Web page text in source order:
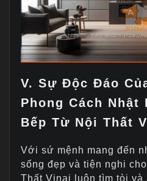
V. Sự Độc Đáo
Phong Cách Nhật
Bếp Từ Nội Thất
Với sứ mệnh mang đến
sống đẹp và tiện nghi
Thất Vinai luôn tìm tòi và